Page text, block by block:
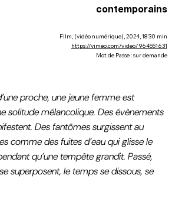
contemporains
Film, (vidéo numérique), 2024, 18’30 min
https://vimeo.com/video/964551631
Mot de Passe : sur demande
proche, une jeune femme est
solitude mélancolique. Des évènements
Des fantômes surgissent au
comme des fuites d’eau qui glisse le
qu’une tempête grandit. Passé,
superposent, le temps se dissous, se